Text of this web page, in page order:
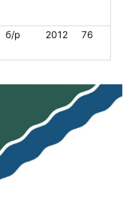
б/р 2012 76